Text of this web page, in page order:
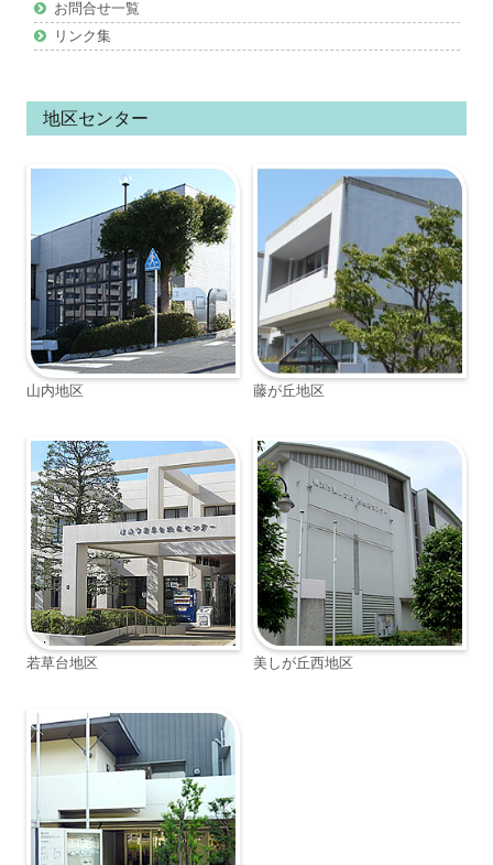
お問合せ一覧
リンク集
地区センター
山内地区 藤が丘地区
若草台地区 美しが丘西地区